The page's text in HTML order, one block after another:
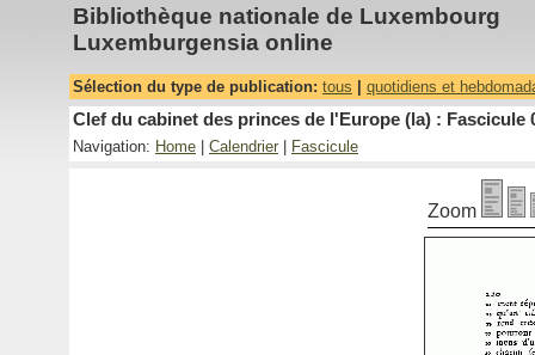
Bibliothèque nationale de Luxembourg
Luxemburgensia online
Sélection du type de publication: tous quotidiens et
Clef du cabinet des princes de l'Europe (la) : Fascicule
Navigation: Home Calendrier Fascicule
Zoom